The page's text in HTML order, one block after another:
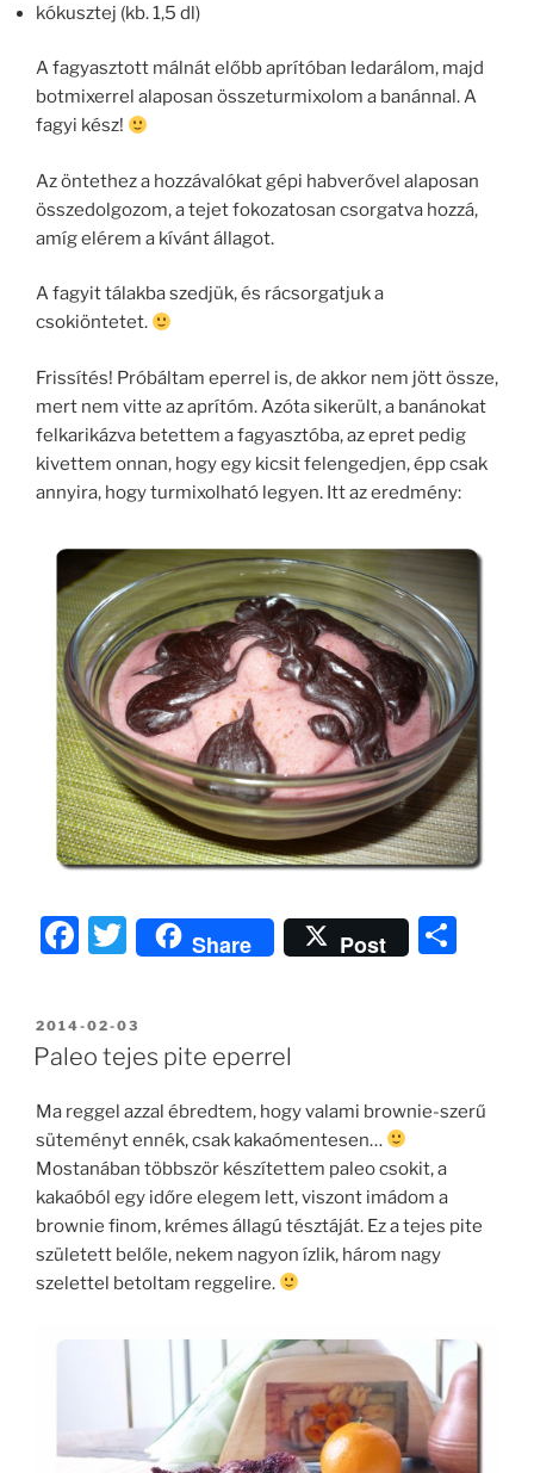
kókusztej (kb. 1,5 dl)
A fagyasztott málnát előbb aprítóban ledarálom, majd
botmixerrel alaposan összeturmixolom a banánnal. A
fagyi kész!
Az öntethez a hozzávalókat gépi habverővel alaposan
összedolgozom, a tejet fokozatosan csorgatva hozzá,
amíg elérem a kívánt állagot.
A fagyit tálakba szedjük, és rácsorgatjuk a
csokiöntetet.
Frissítés! Próbáltam eperrel is, de akkor nem jött össze,
mert nem vitte az aprítóm. Azóta sikerült, a banánokat
felkarikázva betettem a fagyasztóba, az epret pedig
kivettem onnan, hogy egy kicsit felengedjen, épp csak
annyira, hogy turmixolható legyen. Itt az eredmény:
F
c
e
o
o
k
T
w
itt
er
Share Post
e
BEKÜLDVE:
2014-02-03
Paleo tejes pite eperrel
Ma reggel azzal ébredtem, hogy valami brownie-szerű
süteményt ennék, csak kakaómentesen…
Mostanában többször készítettem paleo csokit, a
kakaóból egy időre elegem lett, viszont imádom a
brownie finom, krémes állagú tésztáját. Ez a tejes pite
született belőle, nekem nagyon ízlik, három nagy
szelettel betoltam reggelire.